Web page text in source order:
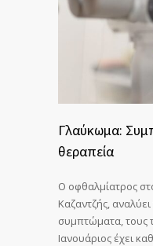
Γλαύκωμα:
θεραπεία
Ο οφθαλμίατρος
Καζαντζής,
συμπτώματα, τους
Ιανουάριος έχει